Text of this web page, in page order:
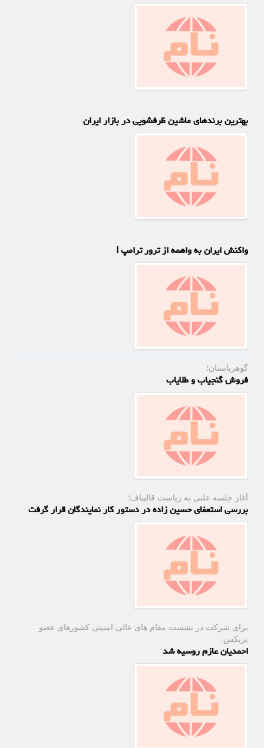
بهترین برندهای ماشین ظرفشویی در بازار ایران
واکنش ایران به واهمه از ترور ترامپ !
گوهرباستان؛
فروش گنجیاب و طلایاب
آغاز جلسه علنی به ریاست قالیباف؛
بررسی استعفای حسین زاده در دستور کار نمایندگان قرار گرفت
برای شركت در نشست مقام های عالی امنیتی كشورهای عضو
بریكس:
احمدیان عازم روسیه شد